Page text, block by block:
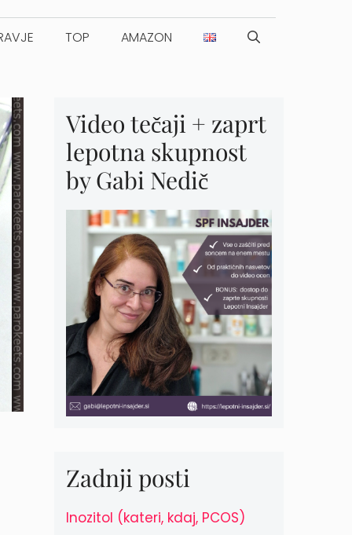
TOP AMAZON
Video tečaji + zaprt
lepotna skupnost
by Gabi Nedič
Zadnji posti
Inozitol (kateri, kdaj, PCOS)